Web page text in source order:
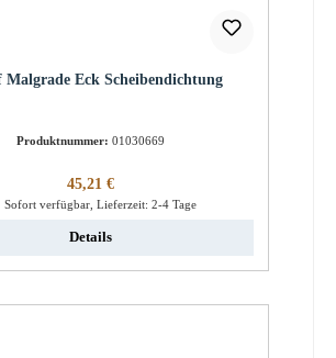
Malgrade Eck Scheibendichtung
Produktnummer: 01030669
Regulärer Preis:
45,21 €
Sofort verfügbar, Lieferzeit: 2-4 Tage
Details